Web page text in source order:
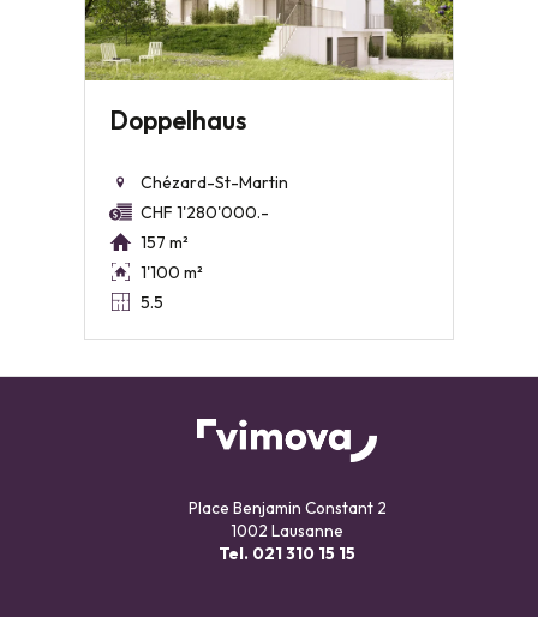
Doppelhaus
Chézard-St-Martin
CHF 1'280'000.-
157 m²
1'100 m²
5.5
Place Benjamin Constant 2
1002 Lausanne
Tel. 021 310 15 15